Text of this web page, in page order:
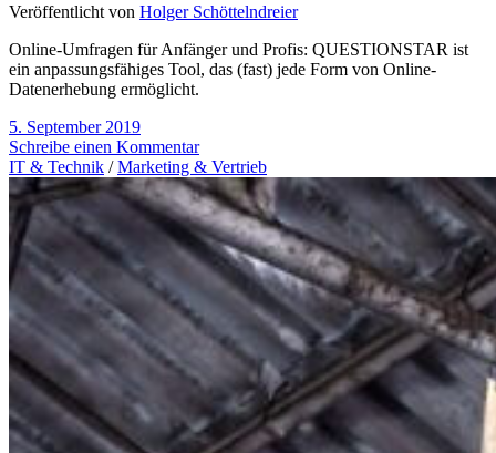
Veröffentlicht von Holger Schöttelndreier
Online-Umfragen für Anfänger und Profis: QUESTIONSTAR ist
ein anpassungsfähiges Tool, das (fast) jede Form von Online-
Datenerhebung ermöglicht.
5. September 2019
Schreibe einen Kommentar
IT & Technik /Marketing & Vertrieb